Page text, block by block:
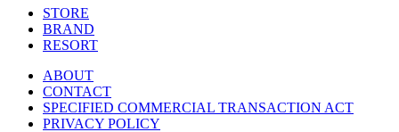
STORE
BRAND
RESORT
ABOUT
CONTACT
SPECIFIED COMMERCIAL TRANSACTION ACT
PRIVACY POLICY